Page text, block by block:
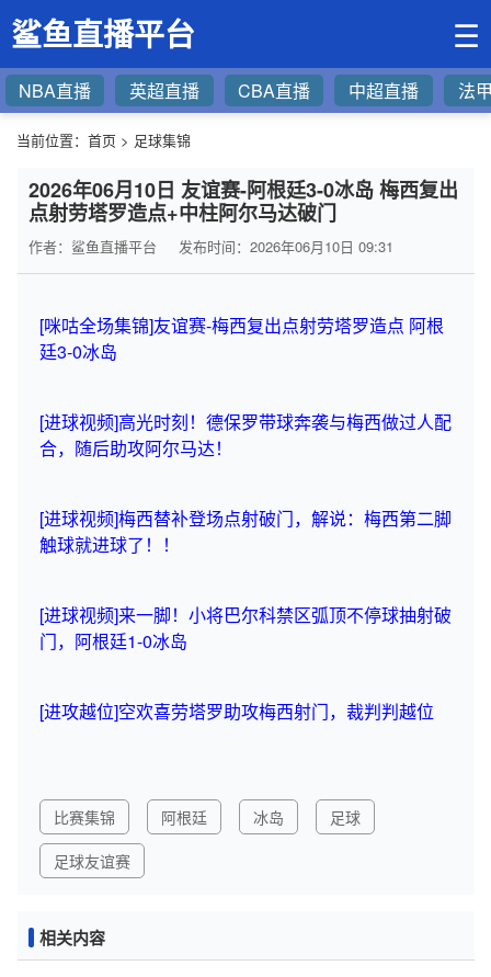
鲨鱼直播平台 ☰
NBA直播 英超直播 CBA直播 中超直播 法
当前位置： 首页 > 足球集锦
2026年06月10日 友谊赛-阿根廷3-0冰岛 梅西复出
点射劳塔罗造点+中柱阿尔马达破门
作者：鲨鱼直播平台 发布时间：2026年06月10日 09:31
[咪咕全场集锦]友谊赛-梅西复出点射劳塔罗造点 阿根
廷3-0冰岛
[进球视频]高光时刻！德保罗带球奔袭与梅西做过人配
合，随后助攻阿尔马达！
[进球视频]梅西替补登场点射破门，解说：梅西第二脚
触球就进球了！！
[进球视频]来一脚！小将巴尔科禁区弧顶不停球抽射破
门，阿根廷1-0冰岛
[进攻越位]空欢喜劳塔罗助攻梅西射门，裁判判越位
比赛集锦 阿根廷 冰岛
足球
足球友谊赛
相关内容